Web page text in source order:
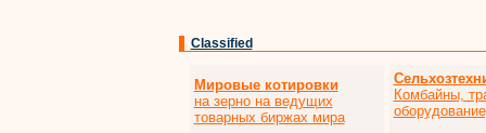
Classified
Мировые котировки
на зерно на ведущих
товарных биржах мира
Комбайны,